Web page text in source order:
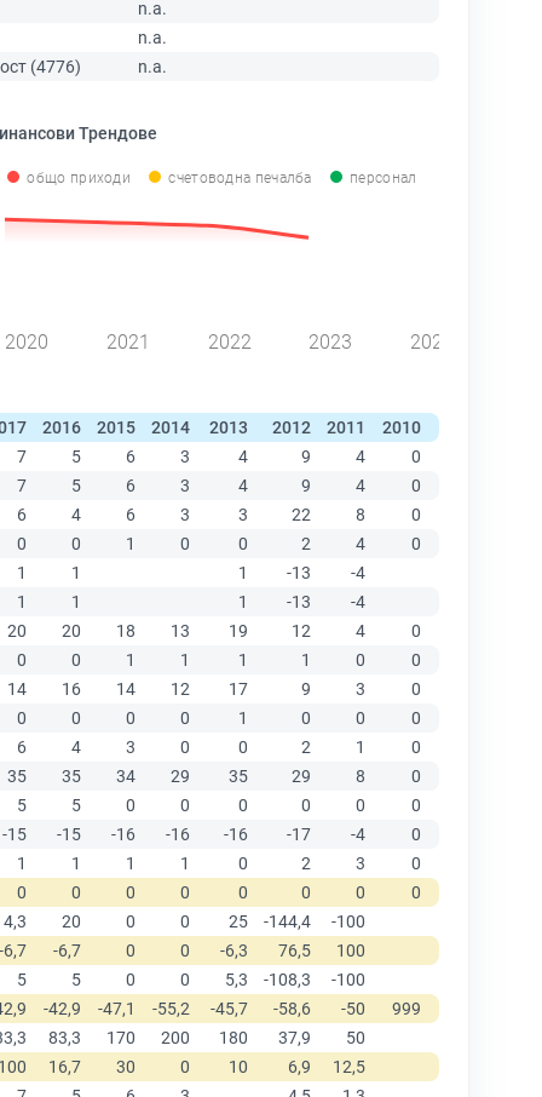
n.a.
n.a.
(4776)
n.a.
Трендове
общо приходи счетоводна печалба персонал
2020 2021 2022 2023 2024
2016 2015 2014 2013 2012 2011 2010